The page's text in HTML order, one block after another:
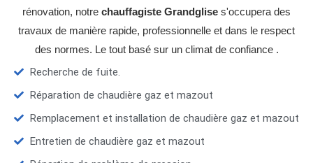
rénovation, notre chauffagiste Grandglise s'occupera des
travaux de manière rapide, professionnelle et dans le respect
des normes. Le tout basé sur un climat de confiance .
Recherche de fuite.
Réparation de chaudière gaz et mazout
Remplacement et installation de chaudière gaz et mazout
Entretien de chaudière gaz et mazout